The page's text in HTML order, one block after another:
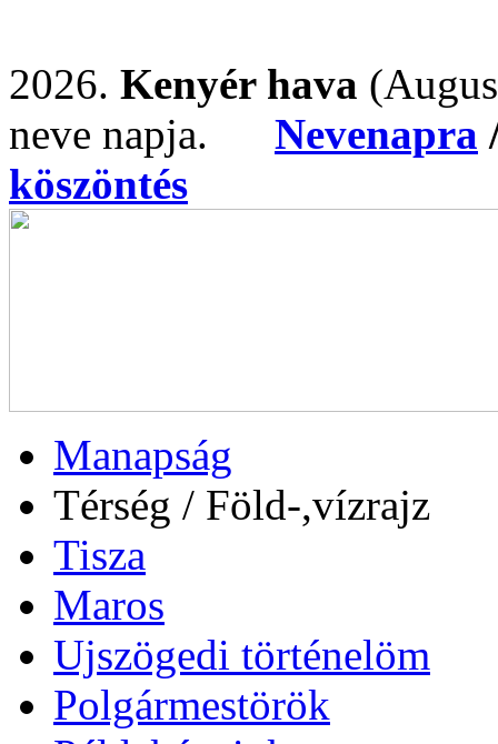
2026. Kenyér hava
neve napja. Nevenapra
köszöntés
Manapság
Térség / Föld-,vízrajz
Tisza
Maros
Ujszögedi történelöm
Polgármestörök